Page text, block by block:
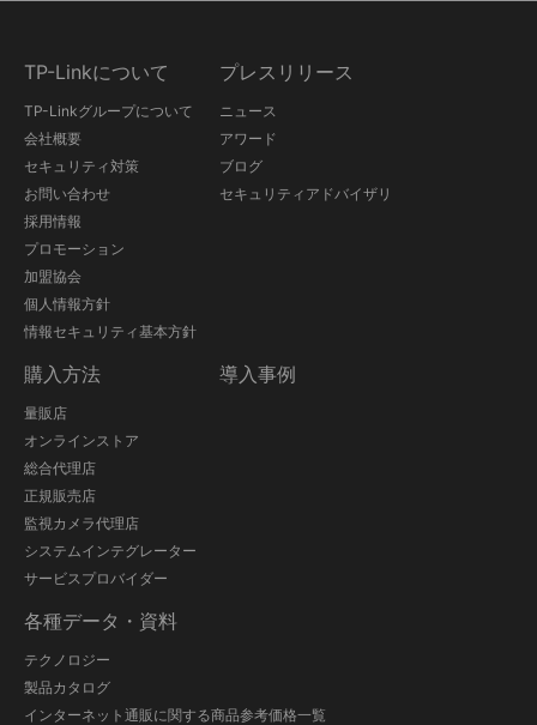
TP-Linkについて
TP-Linkグループについて
会社概要
セキュリティ対策
お問い合わせ
採用情報
プロモーション
加盟協会
個人情報方針
情報セキュリティ基本方針
プレスリリース
ニュース
アワード
ブログ
セキュリティアドバイザリ
購入方法
量販店
オンラインストア
総合代理店
正規販売店
監視カメラ代理店
システムインテグレーター
サービスプロバイダー
導入事例
各種データ・資料
テクノロジー
製品カタログ
インターネット通販に関する商品参考価格一覧